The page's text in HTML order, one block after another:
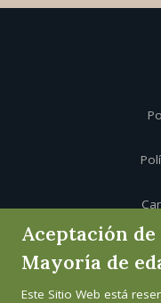
Aceptación
Mayoría de
Este Sitio Web está